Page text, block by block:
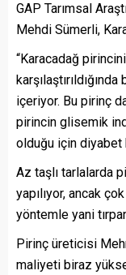
GAP Tarımsal
Mehdi Sümerli,
“Karacadağ
içeriyor. Bu pirinç
pirincin glisemik
olduğu için diyabet
Az taşlı tarlalarda
yapılıyor, ancak
yöntemle yani
Pirinç üreticisi
maliyeti biraz